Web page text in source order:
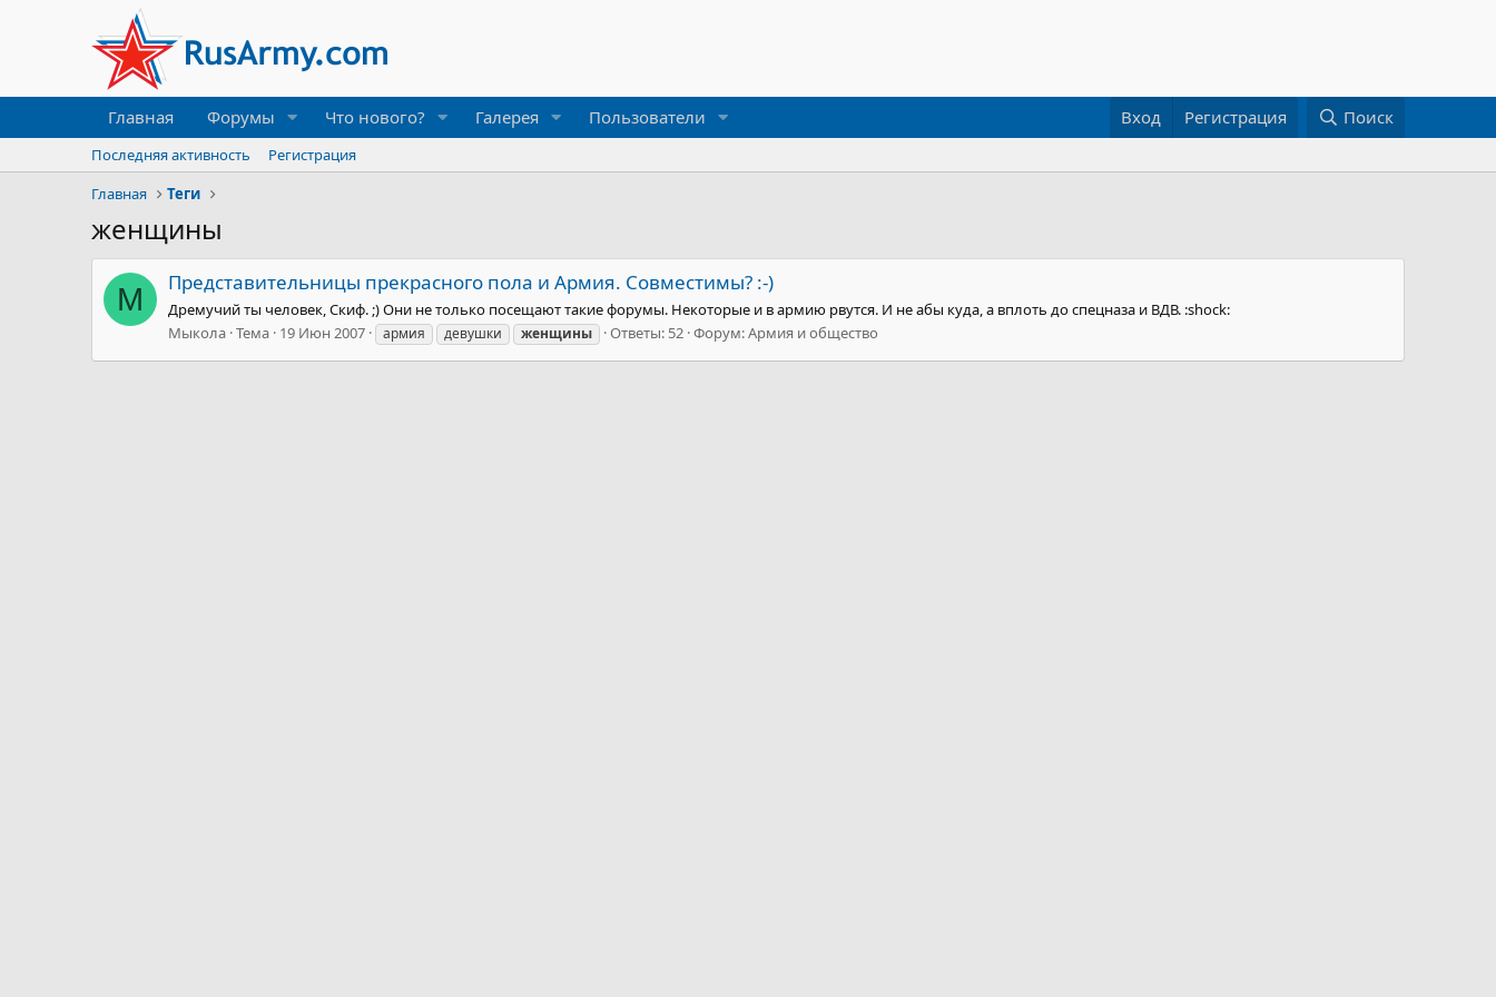
Главная Форумы Что нового? Галерея Пользователи Вход Регистрация Поиск
Последняя активность
Регистрация
Главная
Теги
женщины
М Представительницы прекрасного пола и Армия. Совместимы? :-)
Дремучий ты человек, Скиф. ;) Они не только посещают такие форумы. Некоторые и в армию рвутся. И не абы куда, а вплоть до спецназа и ВДВ. :shock:
Мыкола Тема 19 Июн 2007 армия девушки женщины Ответы: 52 Форум:Армия и общество